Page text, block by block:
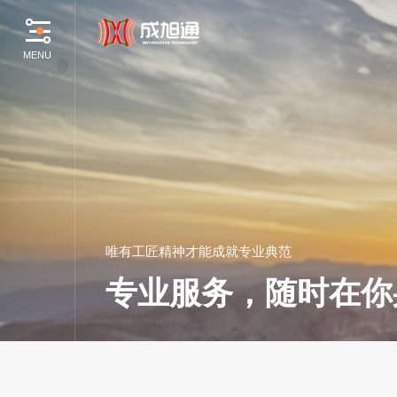
MENU
唯有工匠精神才能成就专业典范
专业服务，随时在你